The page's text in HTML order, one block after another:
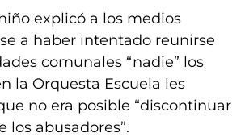
explicó a los medios
a haber intentado reunirse
comunales “nadie” los
la Orquesta Escuela les
no era posible “discontinuar
los abusadores”.